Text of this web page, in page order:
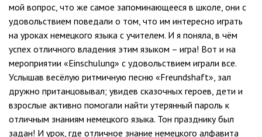
мой вопрос, что же самое запоминающееся в школе, они с
удовольствием поведали о том, что им интересно играть
на уроках немецкого языка с учителем. И я поняла, в чём
успех отличного владения этим языком – игра! Вот и на
мероприятии «Einschulung» с удовольствием играли все.
Услышав весёлую ритмичную песню «Freundshaft», зал
дружно пританцовывал; увидев сказочных героев, дети и
взрослые активно помогали найти утерянный пароль к
отличным знаниям немецкого языка. Тон празднику был
задан! И урок, где отличное знание немецкого алфавита